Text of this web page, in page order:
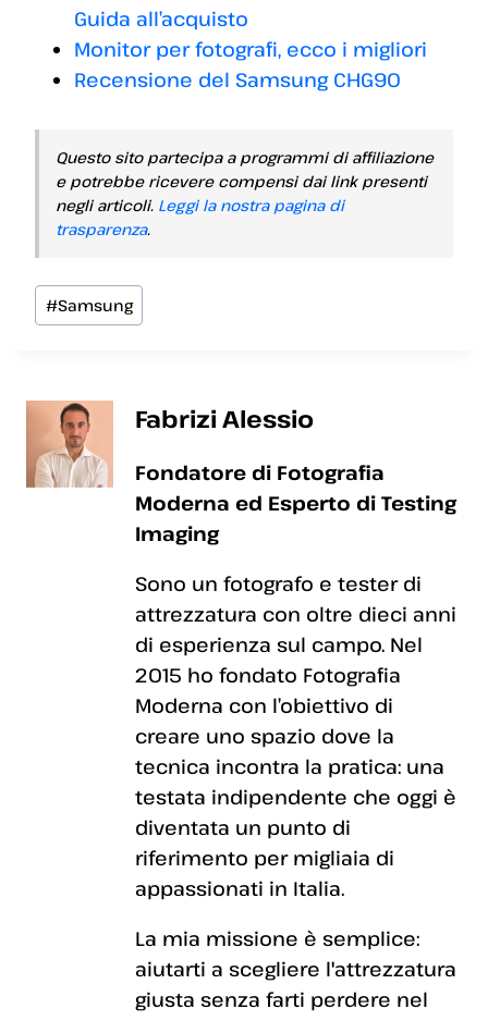
Guida all’acquisto
Monitor per fotografi, ecco i migliori
Recensione del Samsung CHG90
Questo sito partecipa a programmi di affiliazione
e potrebbe ricevere compensi dai link presenti
negli articoli. Leggi la nostra pagina di
trasparenza.
Tag
articolo:
#Samsung
Fabrizi Alessio
Fondatore di Fotografia
Moderna ed Esperto di Testing
Imaging
Sono un fotografo e tester di
attrezzatura con oltre dieci anni
di esperienza sul campo. Nel
2015 ho fondato Fotografia
Moderna con l’obiettivo di
creare uno spazio dove la
tecnica incontra la pratica: una
testata indipendente che oggi è
diventata un punto di
riferimento per migliaia di
appassionati in Italia.
La mia missione è semplice:
aiutarti a scegliere l'attrezzatura
giusta senza farti perdere nel